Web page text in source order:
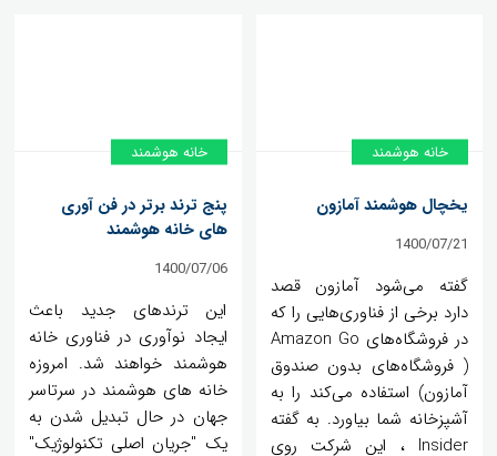
خانه هوشمند
یخچال هوشمند آمازون
1400/07/21
گفته می‌شود آمازون قصد
دارد برخی از فناوری‌هایی را که
در فروشگاه‌های Amazon Go
( فروشگاه‌های بدون صندوق
آمازون) استفاده می‌کند را به
آشپزخانه شما بیاورد. به گفته
Insider ، این شرکت روی
خانه هوشمند
پنج ترند برتر در فن آوری
های خانه هوشمند
1400/07/06
این ترندهای جدید باعث
ایجاد نوآوری در فناوری خانه
هوشمند خواهند شد. امروزه
خانه های هوشمند در سرتاسر
جهان در حال تبدیل شدن به
یک "جریان اصلی تکنولوژیک"